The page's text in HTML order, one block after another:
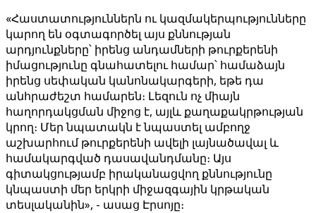
«Հաստատություններն ու կազմակերպությունները
կարող են օգտագործել այս քննության
արդյունքները՝ իրենց անդամների թուրքերենի
իմացությունը գնահատելու համար՝ համաձայն
իրենց սեփական կանոնակարգերի, եթե դա
անհրաժեշտ համարեն։ Լեզուն ոչ միայն
հաղորդակցման միջոց է, այլև քաղաքակրթության
կրող։ Մեր նպատակն է նպաստել ամբողջ
աշխարհում թուրքերենի ավելի լայնածավալ և
համակարգված դասավանդմանը։ Այս
գիտակցությամբ իրականացվող քննությունը
կնպաստի մեր երկրի միջազգային կրթական
տեսլականին», - ասաց Էրսոյը։